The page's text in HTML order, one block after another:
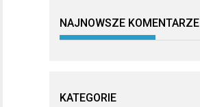
NAJNOWSZE KOMENTARZE
KATEGORIE